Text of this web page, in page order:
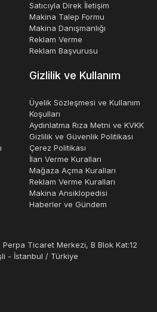
Satıcıyla Direk İletişim
Makina Talep Formu
Makina Danışmanlığı
Reklam Verme
Reklam Başvurusu
Gizlilik ve Kullanım
Üyelik Sözleşmesi ve Kullanım
Koşulları
Aydınlatma Rıza Metni ve KVKK
Gizlilik ve Güvenlik Politikası
Çerez Politikası
İlan Verme Kuralları
Mağaza Açma Kuralları
Reklam Verme Kuralları
Makina Ansiklopedisi
Haberler ve Gündem
Perpa Ticaret Merkezi, B Blok Kat:12
- İstanbul / Türkiye